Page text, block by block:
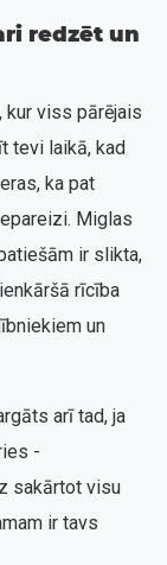
redzēt un
kur viss pārējais
tevi laikā, kad
ka pat
Miglas
ir slikta,
rīcība
un
arī tad, ja
-
sakārtot visu
ir tavs